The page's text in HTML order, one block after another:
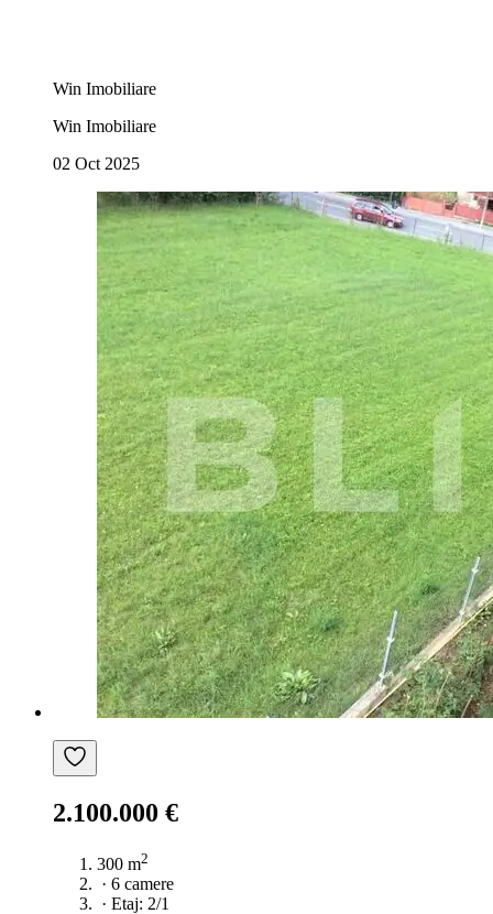
Win Imobiliare
Win Imobiliare
02 Oct 2025
2.100.000 €
300 m2
· 6 camere
· Etaj: 2/1